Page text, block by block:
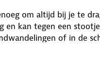
om altijd bij je te
kan tegen een
of in de